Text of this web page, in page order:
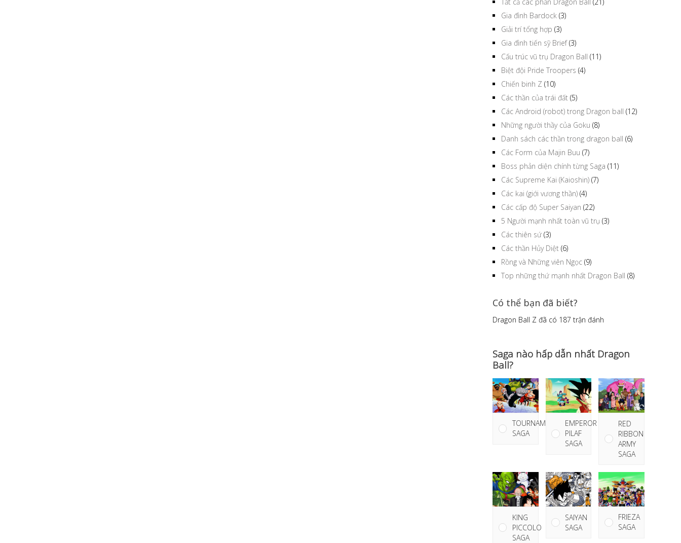
Gia đình Bardock (3)
Giải trí tổng hợp (3)
Gia đình tiến sỹ Brief(3)
Cấu trúc vũ trụ Dragon Ball (11)
Biệt đội Pride Troopers (4)
Chiến binh Z (10)
Các thần của trái đất (5)
Các Android (robot) trong Dragon ball (12)
Những người thầy của Goku (8)
Danh sách các thần trong dragon ball (6)
Các Form của Majin Buu (7)
Boss phản diện chính từng Saga (11)
Các Supreme Kai (Kaioshin) (7)
Các kai (giới vương thần) (4)
Các cấp độ Super Saiyan (22)
5 Người mạnh nhất toàn vũ trụ (3)
Các thiên sứ (3)
Các thần Hủy Diệt (6)
Rồng và Những viên Ngọc (9)
Top những thứ mạnh nhất Dragon Ball (8)
Có thể bạn đã biết?
Dragon Ball Z đã có 187 trận đánh
Saga nào hấp dẫn nhất Dragon
Ball?
TOURNAMENT
SAGA
EMPEROR
PILAF
SAGA
RED
RIBBON
ARMY
SAGA
KING
PICCOLO
SAGA
SAIYAN
SAGA
FRIEZA
SAGA